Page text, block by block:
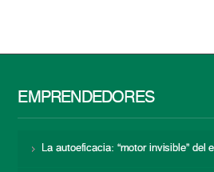
EMPRENDEDORES
La autoeficacia: “motor invisible” del